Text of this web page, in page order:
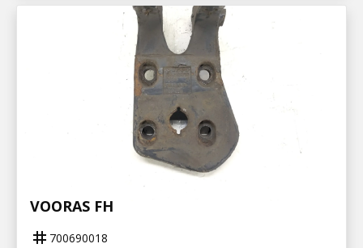
STEUN V STABILISATOR EN LUCHTBALG
VOORAS FH
tag 700690018